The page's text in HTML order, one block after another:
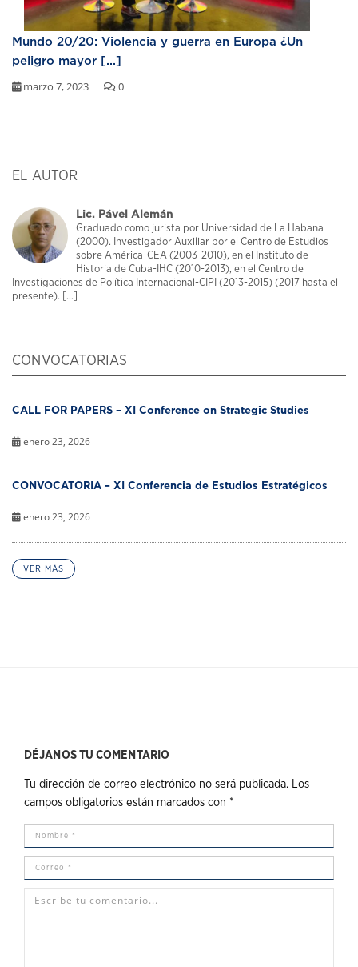
Mundo 20/20: Violencia y guerra en Europa ¿Un
peligro mayor [...]
marzo 7, 2023 0
EL AUTOR
Lic. Pável Alemán
Graduado como jurista por Universidad de La Habana
(2000). Investigador Auxiliar por el Centro de Estudios
sobre América-CEA (2003-2010), en el Instituto de
Historia de Cuba-IHC (2010-2013), en el Centro de
Investigaciones de Política Internacional-CIPI (2013-2015) (2017 hasta el
presente). [...]
CONVOCATORIAS
CALL FOR PAPERS – XI Conference on Strategic Studies
enero 23, 2026
CONVOCATORIA – XI Conferencia de Estudios Estratégicos
enero 23, 2026
VER MÁS
DÉJANOS TU COMENTARIO
Tu dirección de correo electrónico no será publicada. Los
campos obligatorios están marcados con *